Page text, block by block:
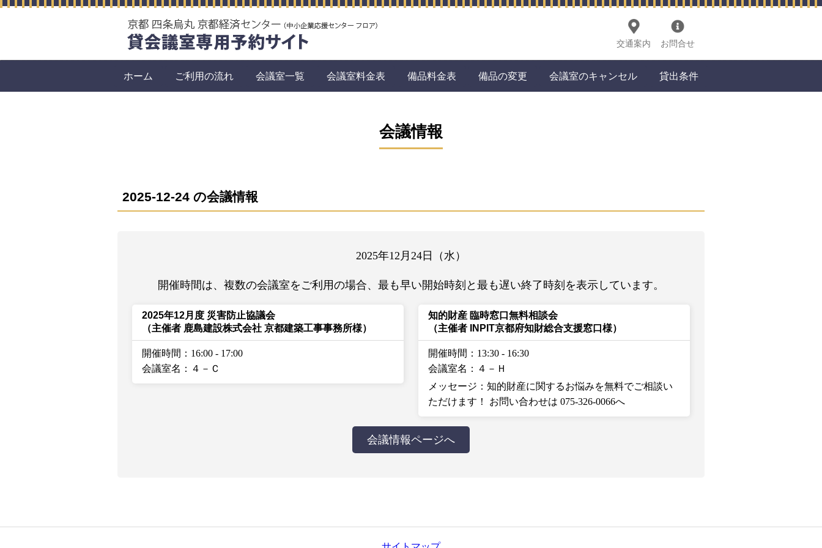
交通案内 お問合せ
ホーム ご利用の流れ 会議室一覧 会議室料金表 備品料金表 備品の変更 会議室のキャンセル 貸出条件
会議情報
2025-12-24 の会議情報
2025年12月24日（水）
開催時間は、複数の会議室をご利用の場合、最も早い開始時刻と最も遅い終了時刻を表示しています。
2025年12月度 災害防止協議会
（主催者 鹿島建設株式会社 京都建築工事事務所様）
開催時間：16:00 - 17:00
会議室名：４－Ｃ
知的財産 臨時窓口無料相談会
（主催者 INPIT京都府知財総合支援窓口様）
開催時間：13:30 - 16:30
会議室名：４－Ｈ
メッセージ：知的財産に関するお悩みを無料でご相談い
ただけます！ お問い合わせは 075-326-0066へ
会議情報ページへ